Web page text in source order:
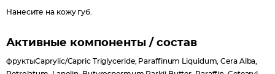
Нанесите на кожу губ.
Активные компоненты / состав
фруктыCaprylic/Capric Triglyceride, Paraffinum Liquidum, Cera Alba,